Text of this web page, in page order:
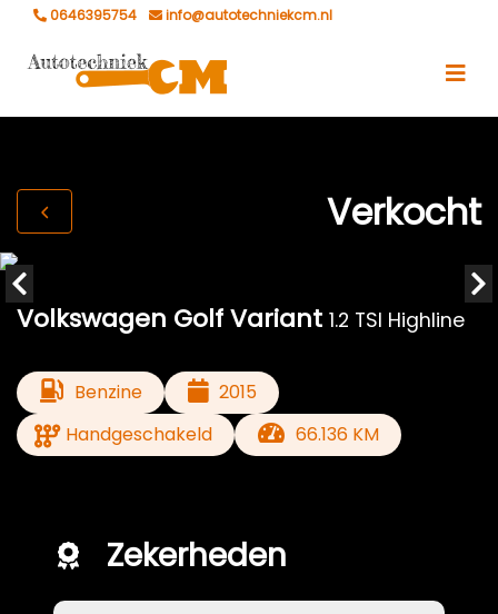
0646395754 info@autotechniekcm.nl
Verkocht
Volkswagen Golf Variant 1.2 TSI Highline
Benzine
2015
Handgeschakeld
66.136 KM
Zekerheden